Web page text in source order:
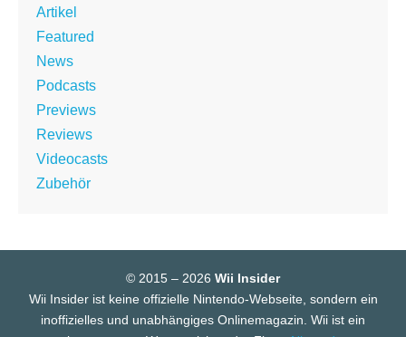
Artikel
Featured
News
Podcasts
Previews
Reviews
Videocasts
Zubehör
© 2015 – 2026 Wii Insider
Wii Insider ist keine offizielle Nintendo-Webseite, sondern ein
inoffizielles und unabhängiges Onlinemagazin. Wii ist ein